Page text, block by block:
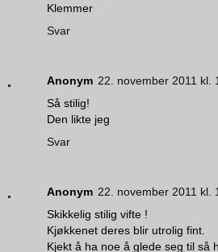
Klemmer
Svar
Anonym 22. november 2011 kl.
Så stilig!
Den likte jeg
Svar
Anonym 22. november 2011 kl.
Skikkelig stilig vifte !
Kjøkkenet deres blir utrolig fint.
Kjekt å ha noe å glede seg til så